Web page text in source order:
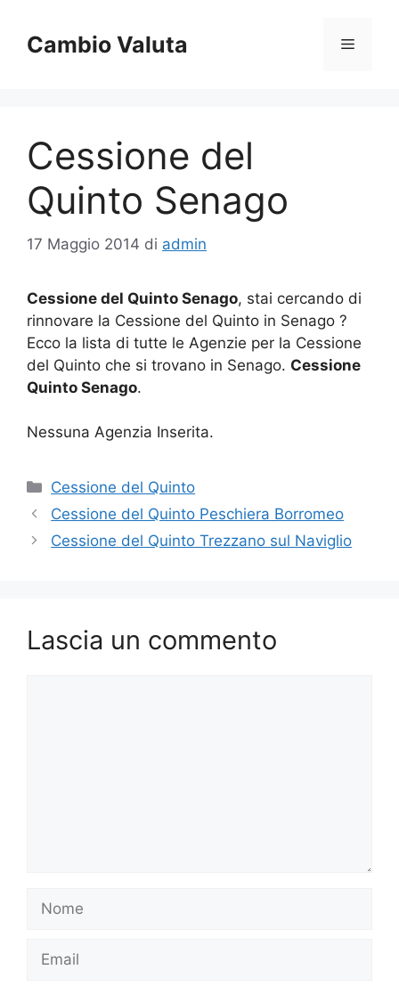
contenuto
Cambio Valuta Menu
Cessione del
Quinto Senago
17 Maggio 2014 di admin
Cessione del Quinto Senago, stai cercando di
rinnovare la Cessione del Quinto in Senago ?
Ecco la lista di tutte le Agenzie per la Cessione
del Quinto che si trovano in Senago. Cessione
Quinto Senago.
Nessuna Agenzia Inserita.
Categorie
Cessione del Quinto
Cessione del Quinto Peschiera Borromeo
Cessione del Quinto Trezzano sul Naviglio
Lascia un commento
Nome
Email